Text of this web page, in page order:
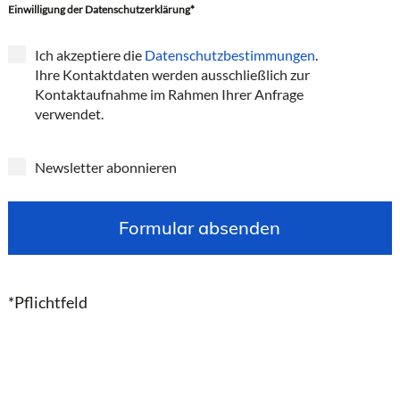
Einwilligung der Datenschutzerklärung*
Ich akzeptiere die Datenschutzbestimmungen
Ihre Kontaktdaten werden ausschließlich zur
Kontaktaufnahme im Rahmen Ihrer Anfrage
verwendet.
Newsletter abonnieren
e
*Pflichtfeld